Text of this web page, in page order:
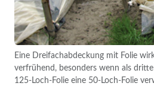
Eine Dreifachabdeckung mit Folie
verfrühend, besonders wenn als
125-Loch-Folie eine 50-Loch-Folie